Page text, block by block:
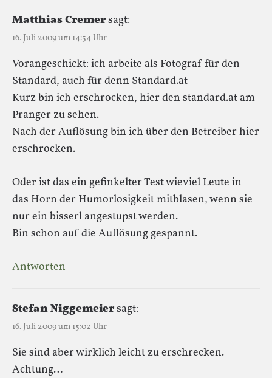
Matthias Cremersagt:
16. Juli 2009 um 14:54 Uhr
Vorangeschickt: ich arbeite als Fotograf für den
Standard, auch für denn Standard.at
Kurz bin ich erschrocken, hier den standard.at am
Pranger zu sehen.
Nach der Auflösung bin ich über den Betreiber hier
erschrocken.
Oder ist das ein gefinkelter Test wieviel Leute in
das Horn der Humorlosigkeit mitblasen, wenn sie
nur ein bisserl angestupst werden.
Bin schon auf die Auflösung gespannt.
Antworten
Stefan Niggemeiersagt:
16. Juli 2009 um 15:02 Uhr
Sie sind aber wirklich leicht zu erschrecken.
Achtung…